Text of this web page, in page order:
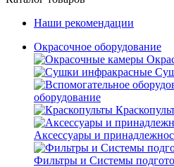
Наши рекомендации
Окрасочное оборудование
оборудование
Аксессуары и
Фильтры и Системы